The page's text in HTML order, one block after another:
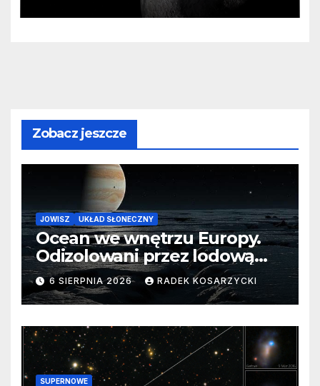
Zobacz jeszcze
JOWISZ UKŁAD SŁONECZNY
Ocean we wnętrzu Europy.
Odizolowani przez lodową
barierę
6 SIERPNIA 2026 RADEK KOSARZYCKI
SUPERNOWE